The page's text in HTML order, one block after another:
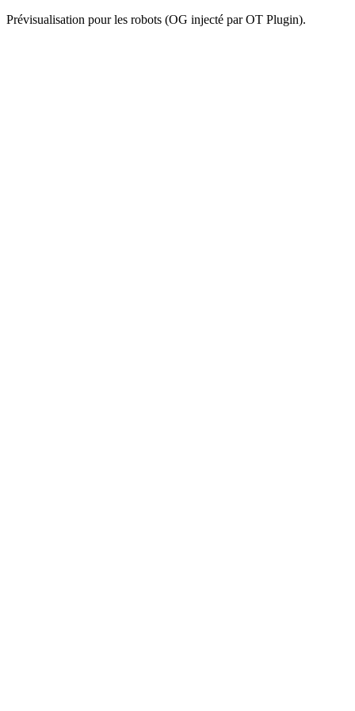
Prévisualisation pour les robots (OG injecté par OT Plugin).